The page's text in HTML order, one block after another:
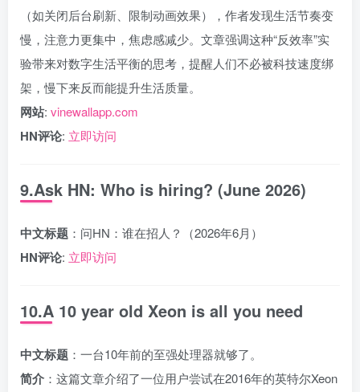
（如关闭后台刷新、限制动画效果），作者发现生活节奏变
慢，注意力更集中，焦虑感减少。文章强调这种“反效率”实
验带来对数字生活平衡的思考，提醒人们不必被科技速度绑
架，慢下来反而能提升生活质量。
网站: vinewallapp.com
HN评论: 立即访问
9.Ask HN: Who is hiring? (June 2026)
中文标题 ：问HN：谁在招人？（2026年6月）
HN评论: 立即访问
10.A 10 year old Xeon is all you need
中文标题 ：一台10年前的至强处理器就够了。
简介 ：这篇文章介绍了一位用户尝试在2016年的英特尔Xeon